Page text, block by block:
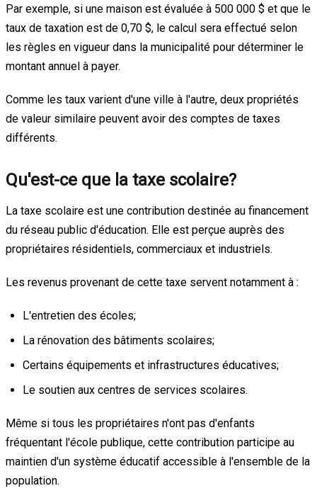
Par exemple, si une maison est évaluée à 500 000 $ et que le
taux de taxation est de 0,70 $, le calcul sera effectué selon
les règles en vigueur dans la municipalité pour déterminer le
montant annuel à payer.
Comme les taux varient d'une ville à l'autre, deux propriétés
de valeur similaire peuvent avoir des comptes de taxes
différents.
Qu'est-ce que la taxe scolaire?
La taxe scolaire est une contribution destinée au financement
du réseau public d'éducation. Elle est perçue auprès des
propriétaires résidentiels, commerciaux et industriels.
Les revenus provenant de cette taxe servent notamment à :
L'entretien des écoles;
La rénovation des bâtiments scolaires;
Certains équipements et infrastructures éducatives;
Le soutien aux centres de services scolaires.
Même si tous les propriétaires n'ont pas d'enfants
fréquentant l'école publique, cette contribution participe au
maintien d'un système éducatif accessible à l'ensemble de la
population.